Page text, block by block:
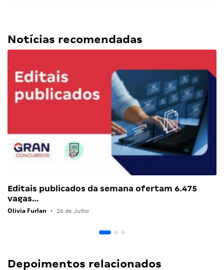
Notícias recomendadas
Editais publicados da semana ofertam 6.475
vagas…
Olivia Furlan • 26 de Julho
Depoimentos relacionados